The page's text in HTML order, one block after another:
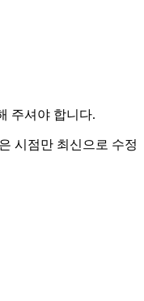
주셔야 합니다.
시점만 최신으로 수정